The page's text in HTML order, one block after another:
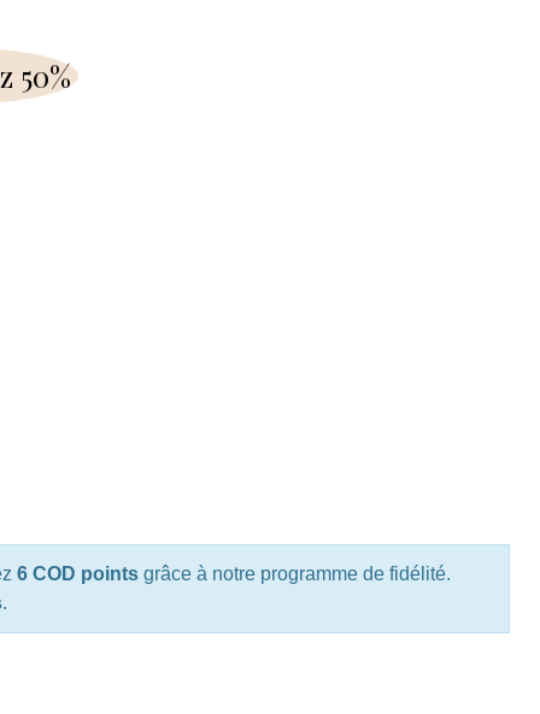
50%
6 COD pointsgrâce à notre programme de fidélité.
.